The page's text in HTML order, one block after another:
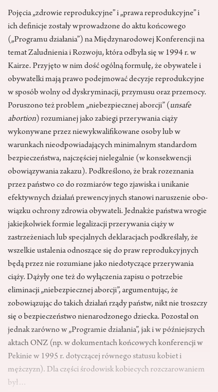
Pojęcia „zdrowie reproduk­cyjne” i „prawa reprodukcyjne” i
ich definicje zostały wprowadzone do aktu końcowego
(„Programu dzia­łania”) na Międzynarodowej Konfe­rencji na
temat Zaludnienia i Roz­woju, która odbyła się w 1994 r. w
Kairze. Przyjęto w nim dość ogólną formułę, że obywatele i
obywatelki mają prawo podej­mować decyzje reprodukcyjne
w sposób wolny od dyskrymi­nacji, przymusu oraz przemocy.
Poruszono też problem „niebez­piecznej aborcji” (unsafe
abortion) rozumianej jako zabiegi przery­wania ciąży
wykonywane przez niewykwalifikowane osoby lub w
warunkach nieodpowiadają­cych minimalnym standardom
bezpieczeństwa, najczęściej nie­legalnie (w konsekwencji
obowią­zywania zakazu). Podkreślono, że brak rozeznania
przez państwo co do rozmiarów tego zjawiska i uni­kanie
efektywnych działań prewen­cyjnych stanowi naruszenie obo­
wiązku ochrony zdrowia obywateli. Jednakże państwa wrogie
jakiejkol­wiek formie legalizacji przerywania ciąży w
zastrzeżeniach lub specjal­nych deklaracjach podkreślały, że
wszelkie ustalenia odnoszące się do praw reprodukcyjnych
będą przez nie rozumiane jako niedotyczące przerywania
ciąży. Dążyły one też do wyłączenia zapisu o potrzebie
eliminacji „niebezpiecznej aborcji”, argumentując, że
zobowiązując do takich działań rządy państw, nikt nie troszczy
się o bezpieczeństwo nienarodzonego dziecka. Pozostał on
jednak zarówno w „Programie działania”, jak i w późniejszych
aktach ONZ (np. w dokumentach końcowych konferencji w
Pekinie w 1995 r. dotyczącej równego sta­tusu kobiet i
mężczyzn). Dla części środowisk kobiecych rozczaro­waniem
był…